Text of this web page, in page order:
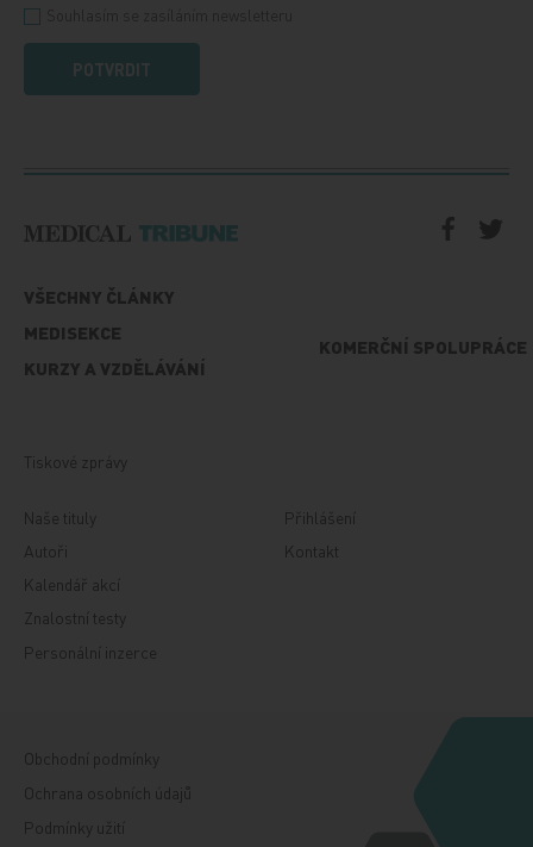
POTVRDIT
VŠECHNY ČLÁNKY
MEDISEKCE
KURZY A VZDĚLÁVÁNÍ
KOMERČNÍ SPOLUPRÁCE
Tiskové zprávy
Naše tituly
Autoři
Kalendář akcí
Znalostní testy
Personální inzerce
Přihlášení
Kontakt
Obchodní podmínky
Ochrana osobních údajů
Podmínky užití